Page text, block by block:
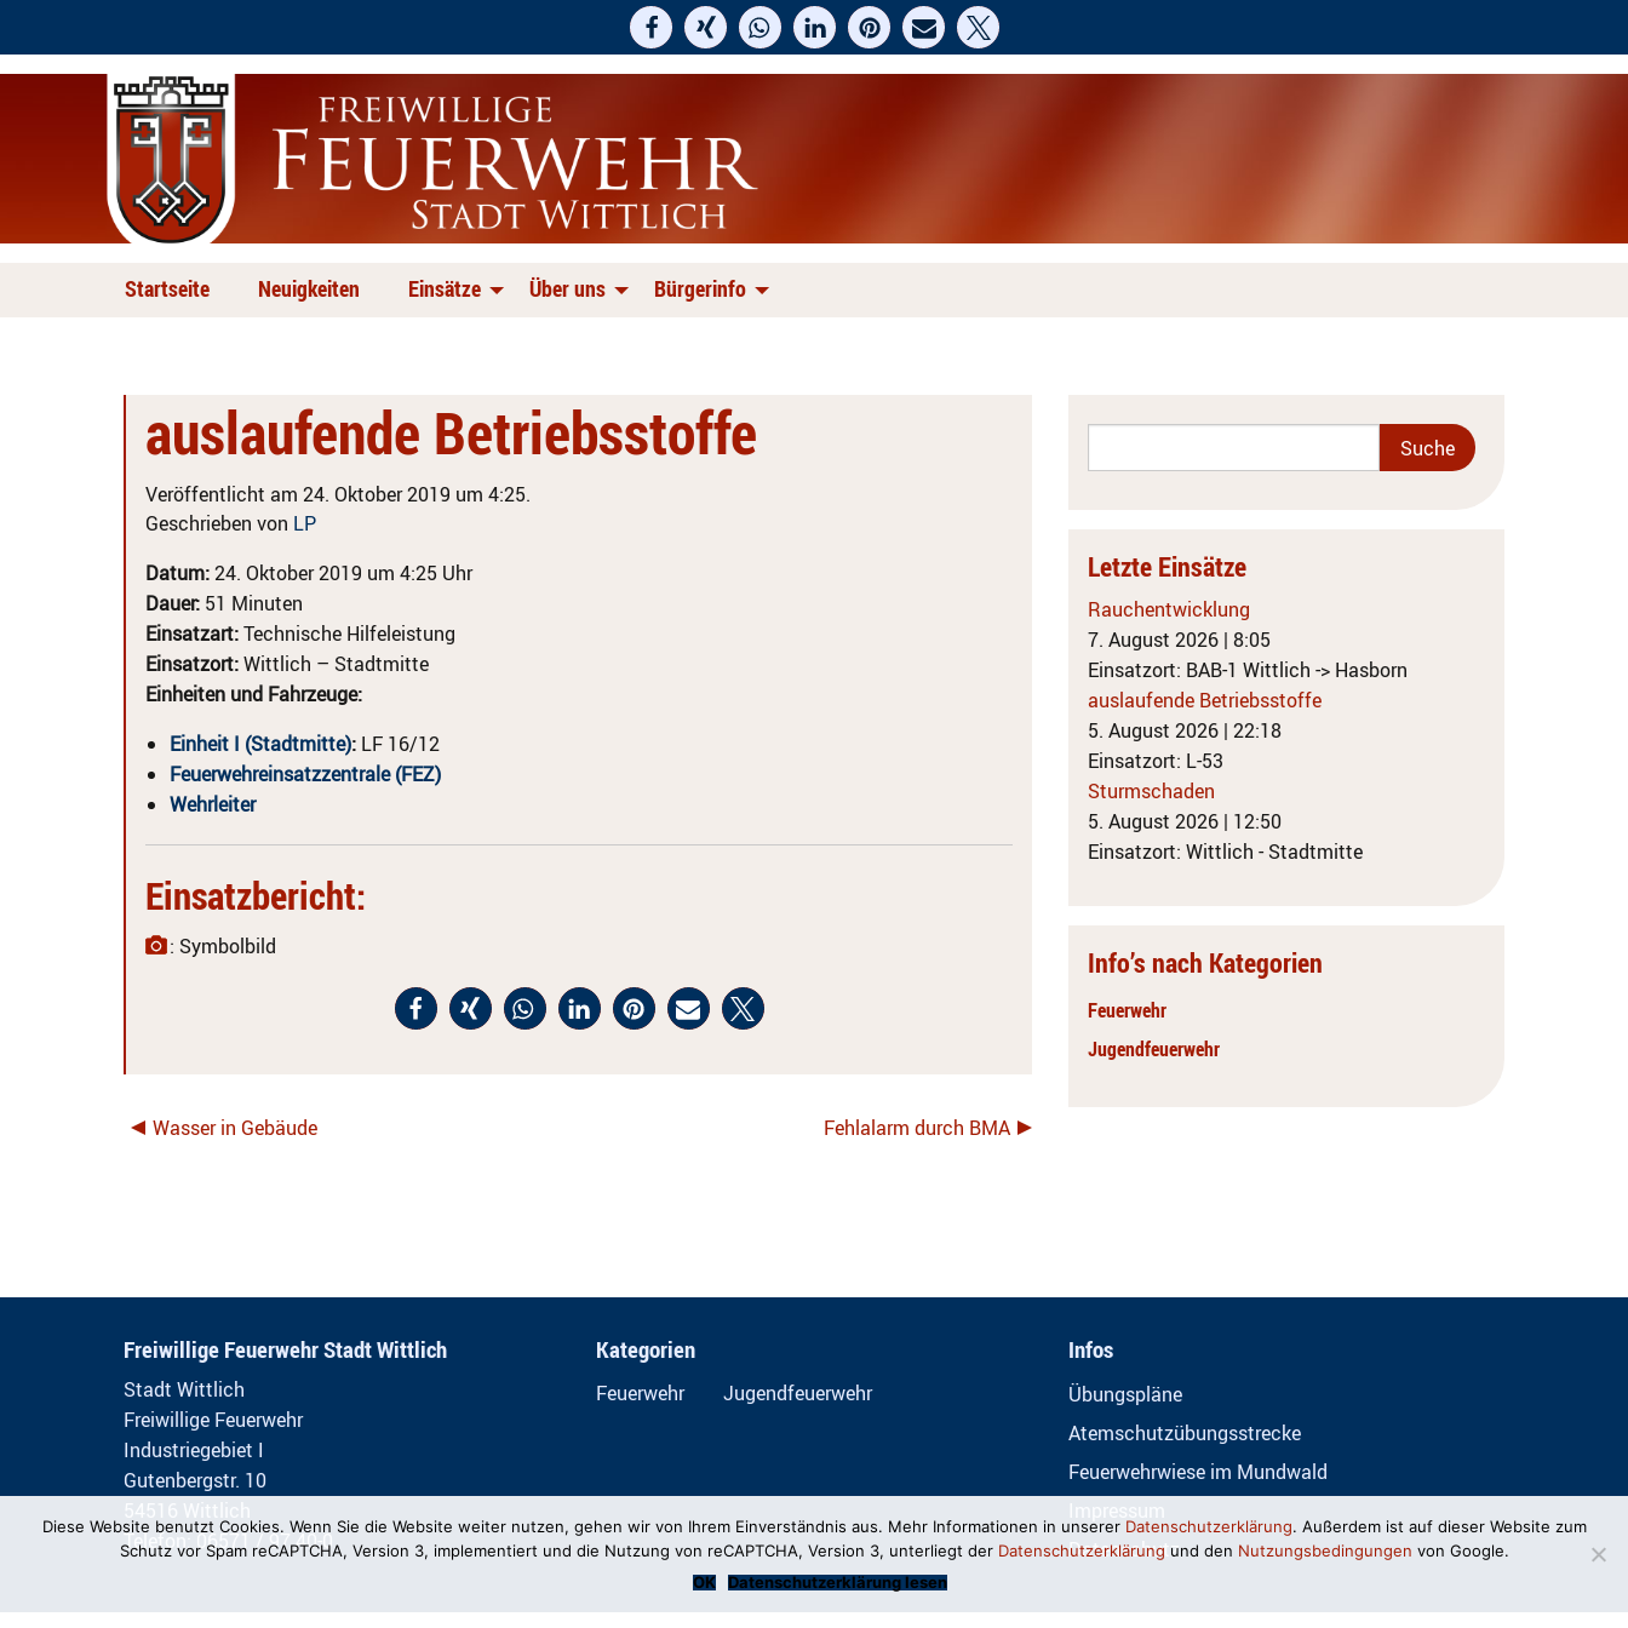
Startseite Neuigkeiten Einsätze Über uns Bürgerinfo
auslaufende Betriebsstoffe
Veröffentlicht am 24. Oktober 2019 um 4:25.
Geschrieben von LP
Datum:24. Oktober 2019 um 4:25 Uhr
Dauer: 51 Minuten
Einsatzart:Technische Hilfeleistung
Einsatzort:Wittlich – Stadtmitte
Einheiten und Fahrzeuge:
Einheit I (Stadtmitte): LF 16/12
Feuerwehreinsatzzentrale (FEZ)
Wehrleiter
Einsatzbericht:
: Symbolbild
Wasser in Gebäude Fehlalarm durch BMA
Letzte Einsätze
Rauchentwicklung
7. August 2026 | 8:05
Einsatzort: BAB-1 Wittlich -> Hasborn
auslaufende Betriebsstoffe
5. August 2026 | 22:18
Einsatzort: L-53
Sturmschaden
5. August 2026 | 12:50
Einsatzort: Wittlich - Stadtmitte
Info’s nach Kategorien
Feuerwehr
Jugendfeuerwehr
Freiwillige Feuerwehr Stadt Wittlich
Stadt Wittlich
Freiwillige Feuerwehr
Industriegebiet I
Gutenbergstr. 10
Telefon: 06571 / 97 40-0
Kategorien
Feuerwehr Jugendfeuerwehr
Infos
Übungspläne
Atemschutzübungsstrecke
Feuerwehrwiese im Mundwald
Datenschutz
Diese Website benutzt Cookies. Wenn Sie die Website weiter nutzen, gehen wir von Ihrem Einverständnis aus. Mehr Informationen in unserer Datenschutzerklärung. Außerdem ist auf dieser Website zum
Schutz vor Spam reCAPTCHA, Version 3, implementiert und die Nutzung von reCAPTCHA, Version 3, unterliegt der Datenschutzerklärung und den Nutzungsbedingungen von Google.
OK
Datenschutzerklärung lesen